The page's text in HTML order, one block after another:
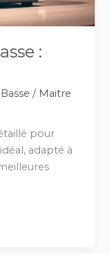
:
/ Maitre
pour
adapté à